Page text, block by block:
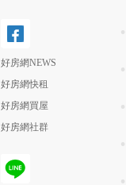
好房網NEWS
好房網快租
好房網買屋
好房網社群